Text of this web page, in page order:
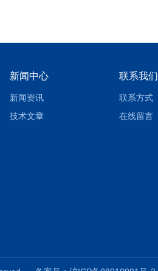
新闻中心
新闻资讯
技术文章
联系我们
联系方式
在线留言